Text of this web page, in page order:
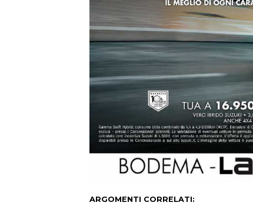
ARGOMENTI CORRELATI: